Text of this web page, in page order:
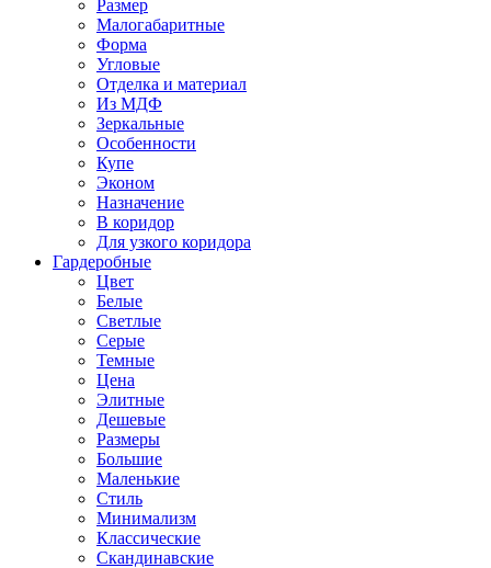
Размер
Малогабаритные
Форма
Угловые
Отделка и материал
Из МДФ
Зеркальные
Особенности
Купе
Эконом
Назначение
В коридор
Для узкого коридора
Гардеробные
Цвет
Белые
Светлые
Серые
Темные
Цена
Элитные
Дешевые
Размеры
Большие
Маленькие
Стиль
Минимализм
Классические
Скандинавские